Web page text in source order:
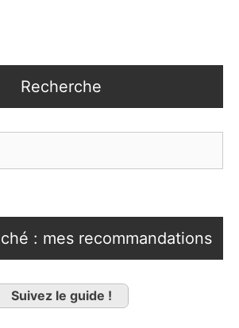
Recherche
: mes recommandations
Suivez le guide !